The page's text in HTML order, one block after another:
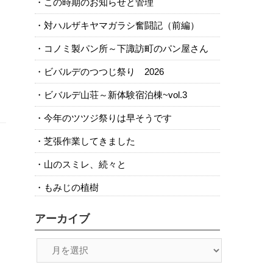
この時期のお知らせと管理
対ハルザキヤマガラシ奮闘記（前編）
コノミ製パン所～下諏訪町のパン屋さん
ビバルデのつつじ祭り 2026
ビバルデ山荘～新体験宿泊棟~vol.3
今年のツツジ祭りは早そうです
芝張作業してきました
山のスミレ、続々と
もみじの植樹
アーカイブ